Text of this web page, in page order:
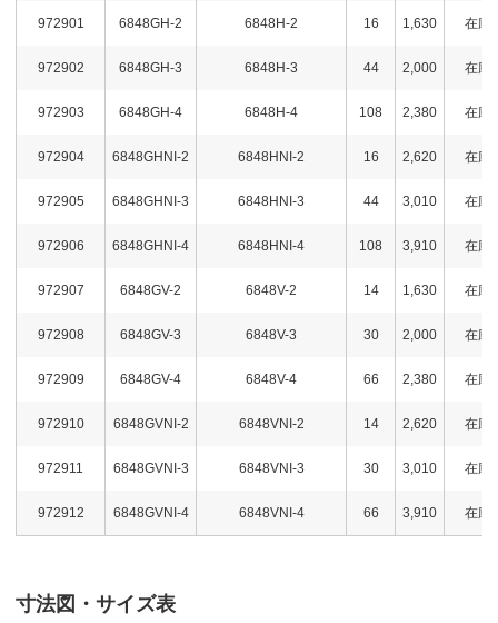
972901 6848GH-2 6848H-2 16 1,630 在庫
972902 6848GH-3 6848H-3 44 2,000 在庫
972903 6848GH-4 6848H-4 108 2,380 在庫
972904 6848GHNI-2 6848HNI-2 16 2,620 在庫
972905 6848GHNI-3 6848HNI-3 44 3,010 在庫
972906 6848GHNI-4 6848HNI-4 108 3,910 在庫
972907 6848GV-2 6848V-2 14 1,630 在庫
972908 6848GV-3 6848V-3 30 2,000 在庫
972909 6848GV-4 6848V-4 66 2,380 在庫
972910 6848GVNI-2 6848VNI-2 14 2,620 在庫
972911 6848GVNI-3 6848VNI-3 30 3,010 在庫
972912 6848GVNI-4 6848VNI-4 66 3,910 在庫
寸法図・サイズ表